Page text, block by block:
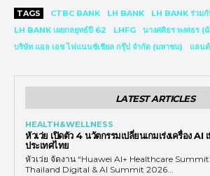
TAGS CTBC BANK LH BANK
LH BANK ร่วม
LH BANK เผยกลยุทธ์ปี 62
LHFG
นางศศิธร พงศธร (
บริษัท แอล เอช ไฟแนนซ์เชียล กรุ๊ป จำกัด (มหาชน)
แลน
LATEST ARTICLES
HEALTH&WELLNESS
หัวเว่ย เปิดตัว 4 นวัตกรรมเปลี่ยนเกมเร่งเครื่อง AI
ประเทศไทย
หัวเว่ย จัดงาน “Huawei AI+ Healthcare
Thailand Digital & AI Summit 2026...